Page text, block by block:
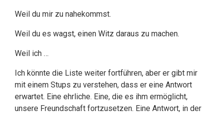
Weil du mir zu nahekommst.
Weil du es wagst, einen Witz daraus zu machen.
Weil ich …
Ich könnte die Liste weiter fortführen, aber er gibt mir
mit einem Stups zu verstehen, dass er eine Antwort
erwartet. Eine ehrliche. Eine, die es ihm ermöglicht,
unsere Freundschaft fortzusetzen. Eine Antwort, in der